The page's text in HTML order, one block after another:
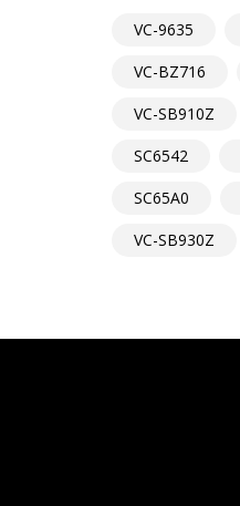
VC-9635
VC-BZ716
VC-SB910Z
SC6542
SC65A0
VC-SB930Z